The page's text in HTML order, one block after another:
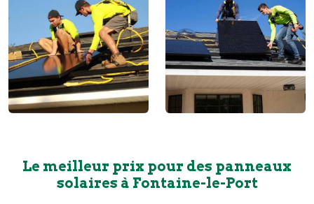
Le meilleur prix pour des panneaux
solaires à Fontaine-le-Port